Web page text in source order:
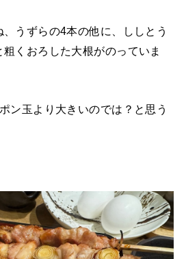
うずらの4本の他に、ししとう
くおろした大根がのっていま
ン玉より大きいのでは？と思う